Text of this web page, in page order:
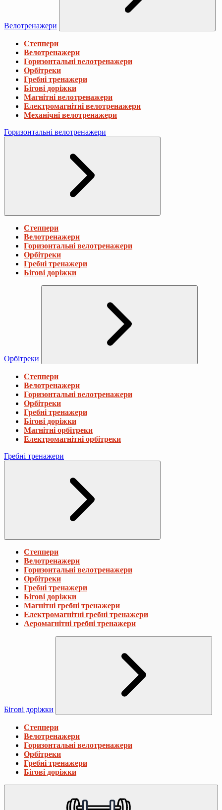
Велотренажери
Степпери
Велотренажери
Горизонтальні велотренажери
Орбітреки
Гребні тренажери
Бігові доріжки
Магнітні велотренажери
Електромагнітні велотренажери
Механічні велотренажери
Горизонтальні велотренажери
Степпери
Велотренажери
Горизонтальні велотренажери
Орбітреки
Гребні тренажери
Бігові доріжки
Орбітреки
Степпери
Велотренажери
Горизонтальні велотренажери
Орбітреки
Гребні тренажери
Бігові доріжки
Магнітні орбітреки
Електромагнітні орбітреки
Гребні тренажери
Степпери
Велотренажери
Горизонтальні велотренажери
Орбітреки
Гребні тренажери
Бігові доріжки
Магнітні гребні тренажери
Електромагнітні гребні тренажери
Аеромагнітні гребні тренажери
Бігові доріжки
Степпери
Велотренажери
Горизонтальні велотренажери
Орбітреки
Гребні тренажери
Бігові доріжки